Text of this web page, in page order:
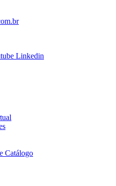
Linkedin
Catálogo